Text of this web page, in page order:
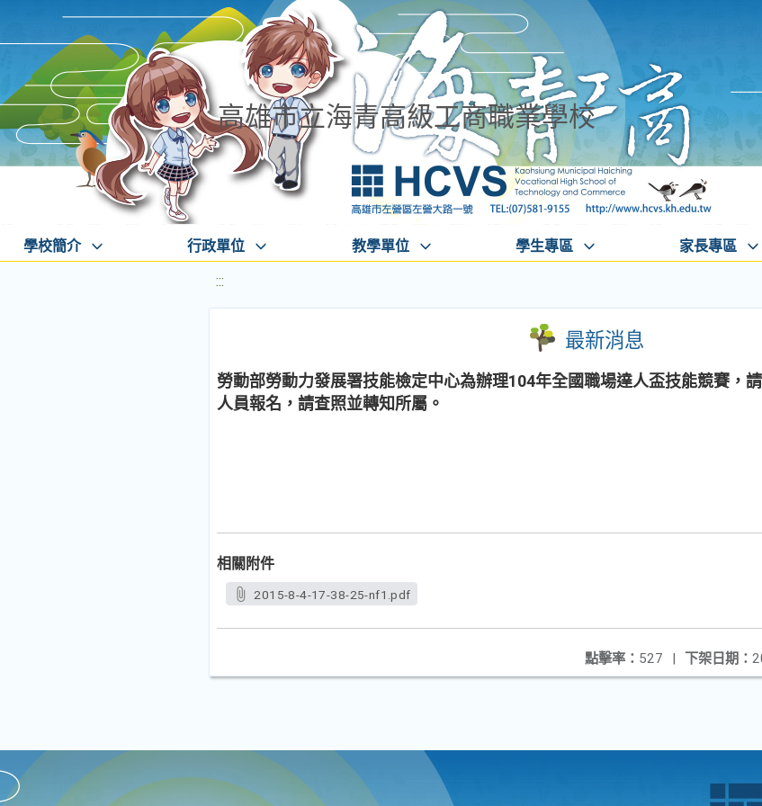
高雄市立海青高級工商職業學校
學校簡介 行政單位 教學單位 學生專區 家長專區
:::
最新消息
勞動部勞動力發展署技能檢定中心為辦理104年全國職場達人盃技能競賽，
人員報名，請查照並轉知所屬。
相關附件
2015-8-4-17-38-25-nf1.pdf
下架日期：
點擊率： 527 |